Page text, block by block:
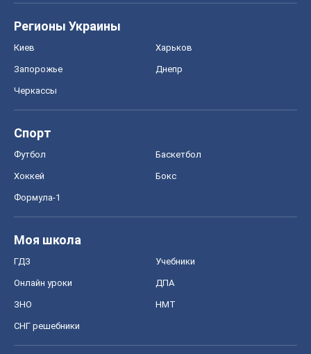
Регионы Украины
Киев Харьков
Запорожье Днепр
Черкассы
Спорт
Футбол Баскетбол
Хоккей Бокс
Формула-1
Моя школа
ГДЗ Учебники
Онлайн уроки ДПА
ЗНО НМТ
СНГ решебники